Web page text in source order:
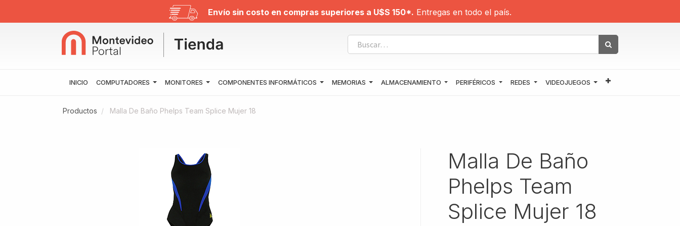
Envío sin costo en compras superiores a U$S 150*. Entregas en todo el país.
INICIO COMPUTADORES MONITORES COMPONENTES INFORMÁTICOS MEMORIAS ALMACENAMIENTO PERIFÉRICOS REDES VIDEOJUEGOS
Productos Malla De Baño Phelps Team Splice Mujer 18
Malla De Baño
Phelps Team
Splice Mujer 18